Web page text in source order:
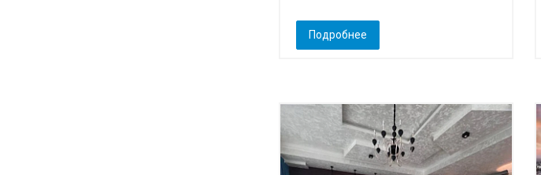
Подробнее